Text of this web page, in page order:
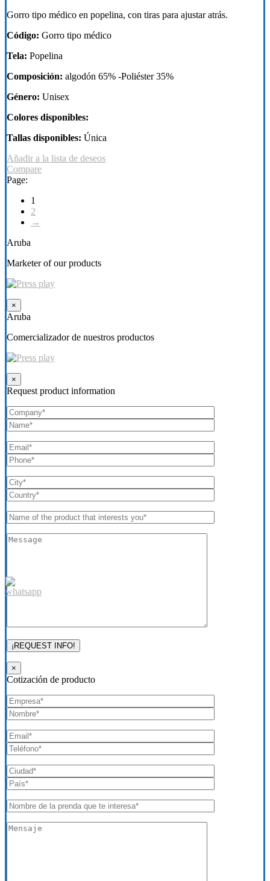
Gorro tipo médico en popelina, con tiras para ajustar atrás.
Código: Gorro tipo médico
Tela: Popelina
Composición: algodón 65% -Poliéster 35%
Género: Unisex
Colores disponibles:
Tallas disponibles: Única
Añadir a la lista de deseos
Compare
Page:
1
2
→
Aruba
Marketer of our products
×
Aruba
Comercializador de nuestros productos
×
Request product information
×
Cotización de producto